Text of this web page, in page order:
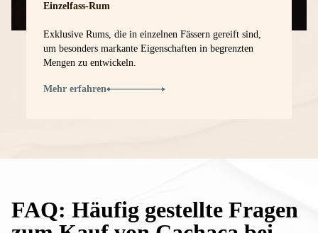
Einzelfass-Rum
Exklusive Rums, die in einzelnen Fässern gereift sind,
um besonders markante Eigenschaften in begrenzten
Mengen zu entwickeln.
Mehr erfahren
FAQ: Häufig gestellte Fragen